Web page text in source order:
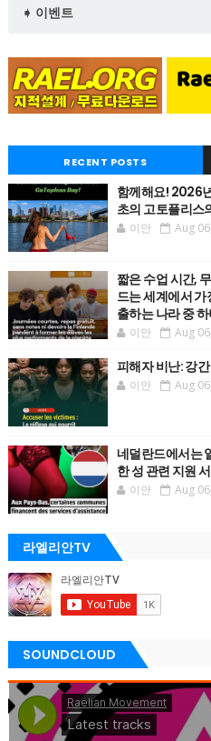
➧ 이벤트
RECENT POSTS
함께해요! 2026
초의 고토플리스
이안 Aug
짧은 수업 시간,
드는 세계에서
출하는 나라 중
이안 Aug
피해자 비난: 강
이안 Aug
네덜란드에서는
한 성 관련 지원
이안 Aug
라엘리안TV
SOUNDCLOUD